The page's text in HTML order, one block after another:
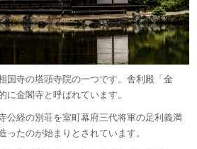
国寺の塔頭寺院の一つです。舎利殿「金
に金閣寺と呼ばれています。
公経の別荘を室町幕府三代将軍の足利義満
ったのが始まりとされています。